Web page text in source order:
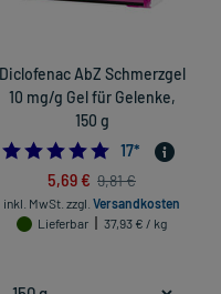
Diclofenac AbZ Schmerzgel
10 mg/g Gel für Gelenke,
150 g
17*
5,69 € 9,81 €
inkl. MwSt. zzgl. Versandkosten
Lieferbar
37,93 € / kg